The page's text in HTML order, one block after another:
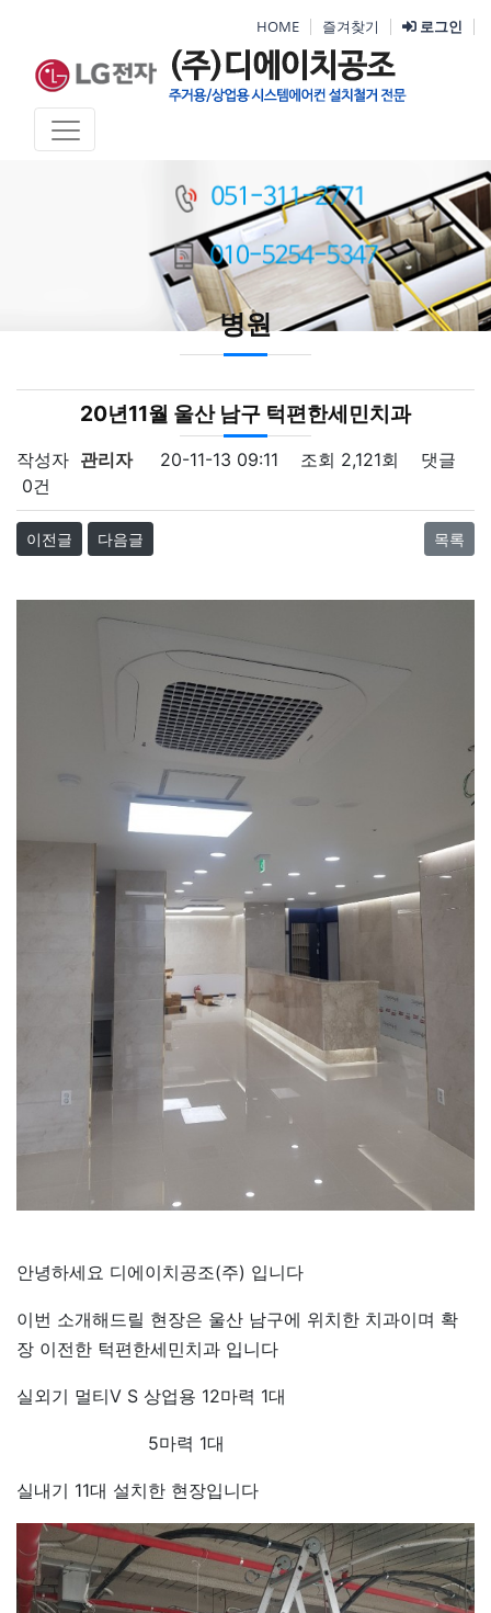
HOME 즐겨찾기 로그인
병원
20년11월 울산 남구 턱편한세민치과
작성자 관리자 20-11-13 09:11 조회 2,121회
댓글
0건
이전글 다음글 목록
안녕하세요 디에이치공조(주) 입니다
이번 소개해드릴 현장은 울산 남구에 위치한 치과이며 확
장 이전한 턱편한세민치과 입니다
실외기 멀티V S 상업용 12마력 1대
5마력 1대
실내기 11대 설치한 현장입니다